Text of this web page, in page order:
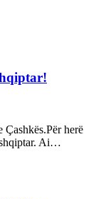
herë
shqiptar. Ai…